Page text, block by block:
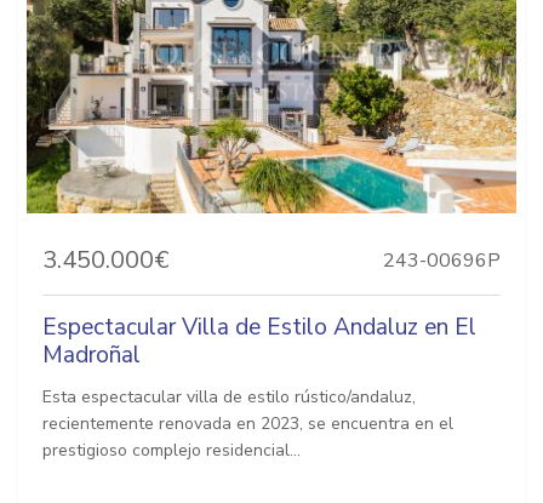
3.450.000€ 243-00696P
Espectacular Villa de Estilo Andaluz en El
Madroñal
Esta espectacular villa de estilo rústico/andaluz,
recientemente renovada en 2023, se encuentra en el
prestigioso complejo residencial...